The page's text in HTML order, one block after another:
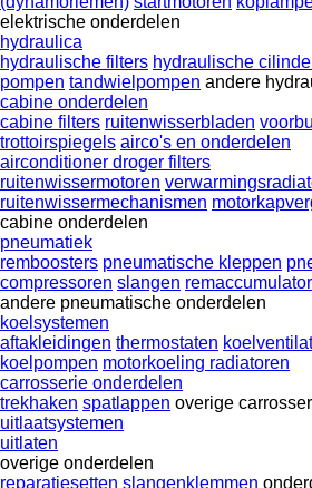
elektrische onderdelen
hydraulica
hydraulische filters hydraulische
pompen tandwielpompen andere
cabine onderdelen
cabine filters ruitenwisserbladen
trottoirspiegels airco's en onderdelen
airconditioner droger filters
ruitenwissermotoren
ruitenwissermechanismen
cabine onderdelen
pneumatiek
remboosters pneumatische kleppen
compressoren slangen remaccumulator
andere pneumatische onderdelen
koelsystemen
aftakleidingen thermostaten
koelpompen motorkoeling radiatoren
carrosserie onderdelen
trekhaken spatlappen overige
uitlaatsystemen
uitlaten
overige onderdelen
reparatiesetten slangenklemmen